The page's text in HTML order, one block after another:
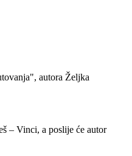
autora Željka
– Vinci, a poslije će autor